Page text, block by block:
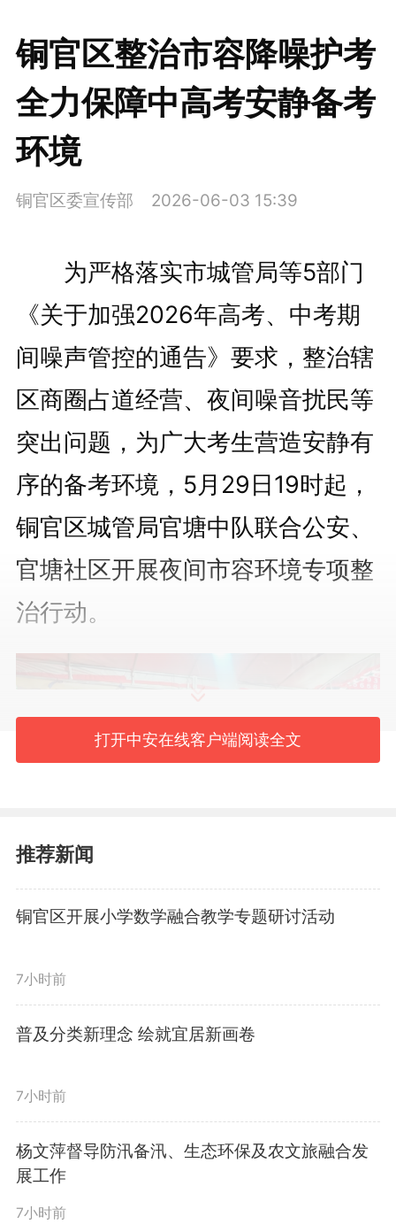
铜官区整治市容降噪护考
全力保障中高考安静备考
环境
铜官区委宣传部 2026-06-03 15:39
为严格落实市城管局等5部门
《关于加强2026年高考、中考期
间噪声管控的通告》要求，整治辖
区商圈占道经营、夜间噪音扰民等
突出问题，为广大考生营造安静有
序的备考环境，5月29日19时起，
铜官区城管局官塘中队联合公安、
官塘社区开展夜间市容环境专项整
治行动。
夜市、商业网点等重点区域，采取
动态巡查加定点值守相结合的方式
贩、沿街商户宣讲城市管理相关法
律法规，引导经营主体规范经营、
主动降噪。行动累计劝导处置流动
打开中安在线客户端阅读全文
推荐新闻
铜官区开展小学数学融合教学专题研讨活动
7小时前
普及分类新理念 绘就宜居新画卷
7小时前
杨文萍督导防汛备汛、生态环保及农文旅融合发
展工作
7小时前